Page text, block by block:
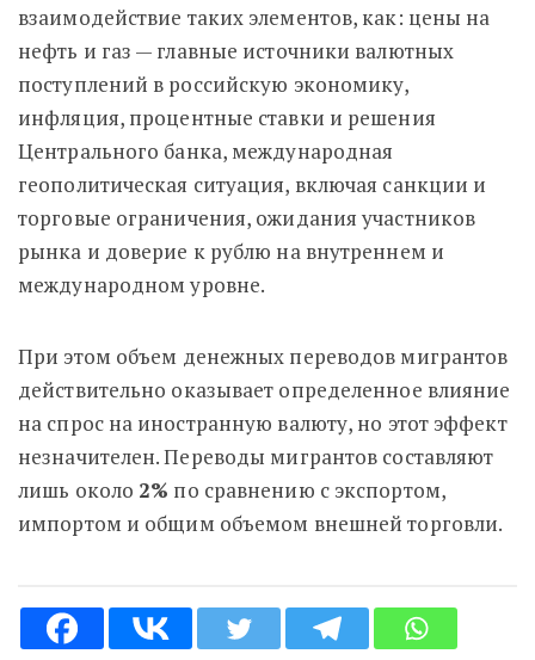
взаимодействие таких элементов, как: цены на
нефть и газ — главные источники валютных
поступлений в российскую экономику,
инфляция, процентные ставки и решения
Центрального банка, международная
геополитическая ситуация, включая санкции и
торговые ограничения, ожидания участников
рынка и доверие к рублю на внутреннем и
международном уровне.
При этом объем денежных переводов мигрантов
действительно оказывает определенное влияние
на спрос на иностранную валюту, но этот эффект
незначителен. Переводы мигрантов составляют
лишь около 2% по сравнению с экспортом,
импортом и общим объемом внешней торговли.